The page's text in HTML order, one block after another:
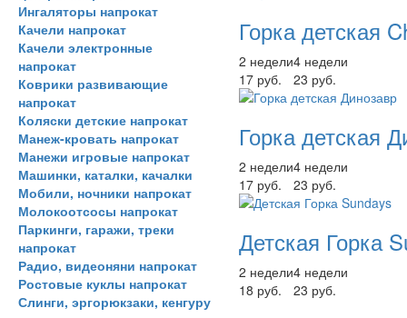
Ингаляторы напрокат
Качели напрокат
Качели электронные
напрокат
Коврики развивающие
напрокат
Коляски детские напрокат
Манеж-кровать напрокат
Манежи игровые напрокат
Машинки, каталки, качалки
Мобили, ночники напрокат
Молокоотсосы напрокат
Паркинги, гаражи, треки
напрокат
Радио, видеоняни напрокат
Ростовые куклы напрокат
Слинги, эргорюкзаки, кенгуру
Горка детская
2 недели4 недели
17 руб.
23 руб.
Горка детская
2 недели4 недели
17 руб.
23 руб.
Детская Горка
2 недели4 недели
18 руб.
23 руб.